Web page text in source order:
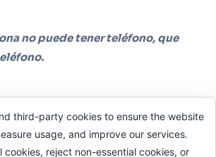
no puede tener teléfono, que
third-party cookies to ensure the website
usage, and improve our services.
cookies, reject non-essential cookies, or